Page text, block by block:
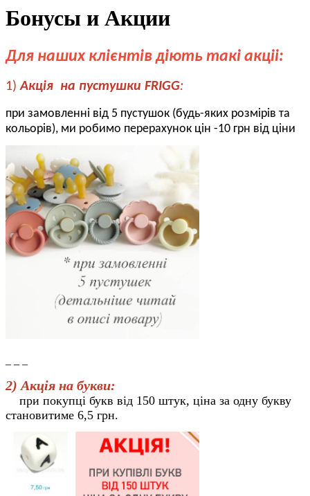
Бонусы и Акции
Для наших клієнтів діють такі акціі:
1)Акція на пустушки FRIGG:
при замовленні від 5 пустушок (будь-яких розмірів та
кольорів), ми робимо перерахунок цін -10 грн від ціни
2) Акція на букви:
при покупці букв від 150 штук, ціна за одну букву
становитиме 6,5 грн.